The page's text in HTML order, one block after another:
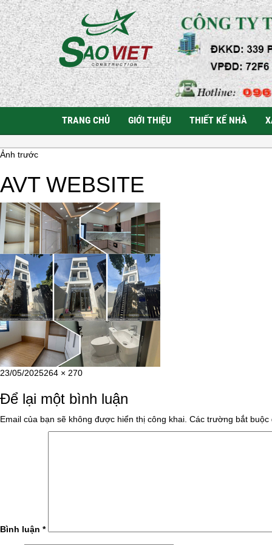
TRANG CHỦ GIỚI THIỆU THIẾT KẾ NHÀ
Ảnh trước
AVT WEBSITE
Đăng
ngày
23/05/2025Kích
đầy
264 × 270
Để lại một bình luận
Email của bạn sẽ không được hiển thị công khai. Các trường bắt buộc
Bình luận *